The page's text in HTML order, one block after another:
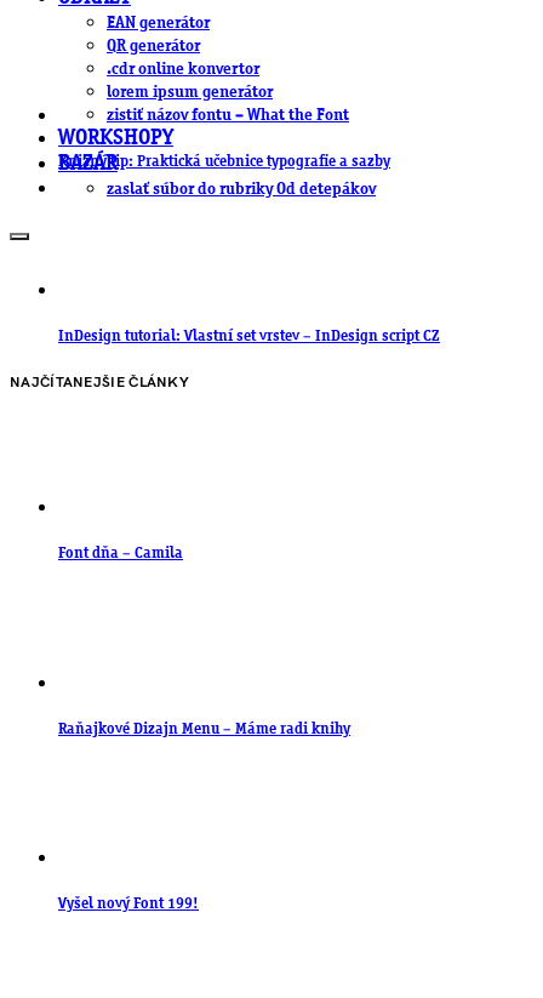
EAN generátor
QR generátor
.cdr online konvertor
lorem ipsum generátor
zistiť názov fontu – What the Font
WORKSHOPY
BAZÁR
zaslať súbor do rubriky Od detepákov
Knižný tip: Praktická učebnice typografie a sazby
InDesign tutorial: Vlastní set vrstev – InDesign script CZ
NAJČÍTANEJŠIE ČLÁNKY
Font dňa – Camila
Raňajkové Dizajn Menu – Máme radi knihy
Vyšel nový Font 199!